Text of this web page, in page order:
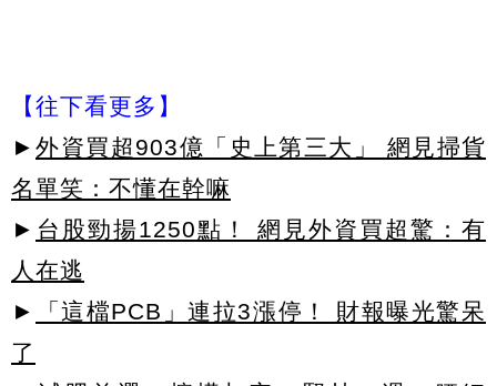
【往下看更多】
► 外資買超903億「史上第三大」 網見掃貨
名單笑：不懂在幹嘛
► 台股勁揚1250點！ 網見外資買超驚：有
人在逃
►
「這檔PCB」連拉3漲停！ 財報曝光驚呆
了